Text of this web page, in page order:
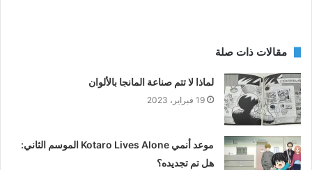
مقالات ذات صلة
لماذا لا تتم صناعة المانجا بالألوان
19 فبراير، 2023
موعد أنمي Kotaro Lives Alone الموسم الثاني:
هل تم تجديده؟